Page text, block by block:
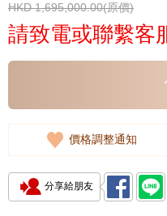
HKD 1,695,000.00(原價)
請致電或聯繫客
價格調整通知
分享給朋友